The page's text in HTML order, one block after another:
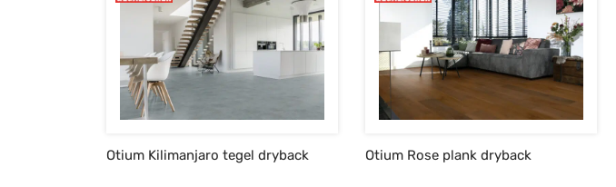
Otium Kilimanjaro tegel dryback Otium Rose plank dryback